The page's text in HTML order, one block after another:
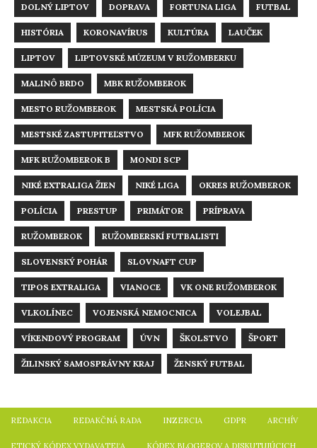
DOLNÝ LIPTOV DOPRAVA FORTUNA LIGA FUTBAL
HISTÓRIA KORONAVÍRUS KULTÚRA LAUČEK
LIPTOV LIPTOVSKÉ MÚZEUM V RUŽOMBERKU
MALINÔ BRDO MBK RUŽOMBEROK
MESTO RUŽOMBEROK MESTSKÁ POLÍCIA
MESTSKÉ ZASTUPITEĽSTVO MFK RUŽOMBEROK
MFK RUŽOMBEROK B MONDI SCP
NIKÉ EXTRALIGA ŽIEN NIKÉ LIGA OKRES RUŽOMBEROK
POLÍCIA PRESTUP PRIMÁTOR PRÍPRAVA
RUŽOMBEROK RUŽOMBERSKÍ FUTBALISTI
SLOVENSKÝ POHÁR SLOVNAFT CUP
TIPOS EXTRALIGA VIANOCE VK ONE RUŽOMBEROK
VLKOLÍNEC VOJENSKÁ NEMOCNICA VOLEJBAL
VÍKENDOVÝ PROGRAM ÚVN ŠKOLSTVO ŠPORT
ŽILINSKÝ SAMOSPRÁVNY KRAJ ŽENSKÝ FUTBAL
​REDAKCIA REDAKČNÁ RADA INZERCIA GDPR ARCHÍV
ETICKÝ KÓDEX VYDAVATEĽA KÓDEX BLOGEROV A DISKUTUJÚCICH